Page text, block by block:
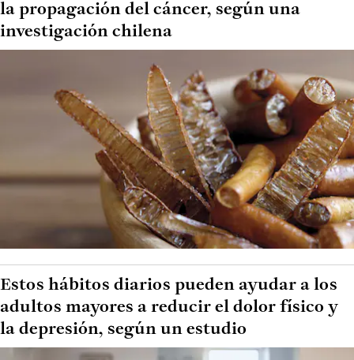
la propagación del cáncer, según una
investigación chilena
Estos hábitos diarios pueden ayudar a los
adultos mayores a reducir el dolor físico y
la depresión, según un estudio